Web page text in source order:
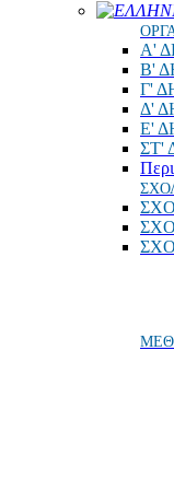
Α'
Β'
Γ'
Δ'
Ε'
ΣΤ'